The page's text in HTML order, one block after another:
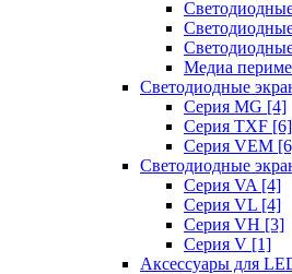
Медиа
Светодиодные
Серия MG [4]
Серия TXF [6]
Серия VEM
Светодиодные
Серия VA [4]
Серия VL [4]
Серия VH [3]
Серия V [1]
Аксессуары для